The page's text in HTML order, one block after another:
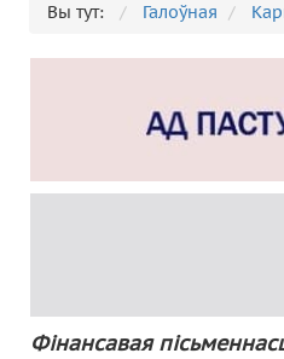
Вы тут: Галоўная
Фінансавая